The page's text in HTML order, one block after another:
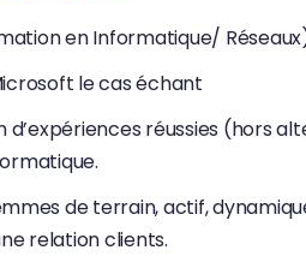
en Informatique/
le cas échant
d’expériences réussies (hors
de terrain, actif,
relation clients.